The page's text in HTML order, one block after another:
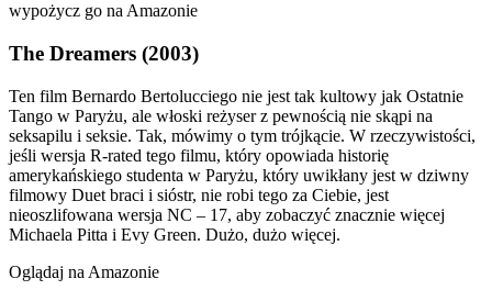
wypożycz go na Amazonie
The Dreamers (2003)
Ten film Bernardo Bertolucciego nie jest tak kultowy jak Ostatnie
Tango w Paryżu, ale włoski reżyser z pewnością nie skąpi na
seksapilu i seksie. Tak, mówimy o tym trójkącie. W rzeczywistości,
jeśli wersja R-rated tego filmu, który opowiada historię
amerykańskiego studenta w Paryżu, który uwikłany jest w dziwny
filmowy Duet braci i sióstr, nie robi tego za Ciebie, jest
nieoszlifowana wersja NC – 17, aby zobaczyć znacznie więcej
Michaela Pitta i Evy Green. Dużo, dużo więcej.
Oglądaj na Amazonie